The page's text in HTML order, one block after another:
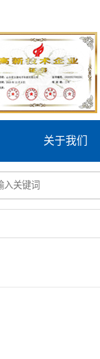
关于我们